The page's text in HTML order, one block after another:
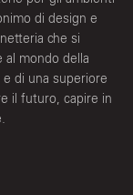
di design e
che si
al mondo della
e di una superiore
il futuro, capire in